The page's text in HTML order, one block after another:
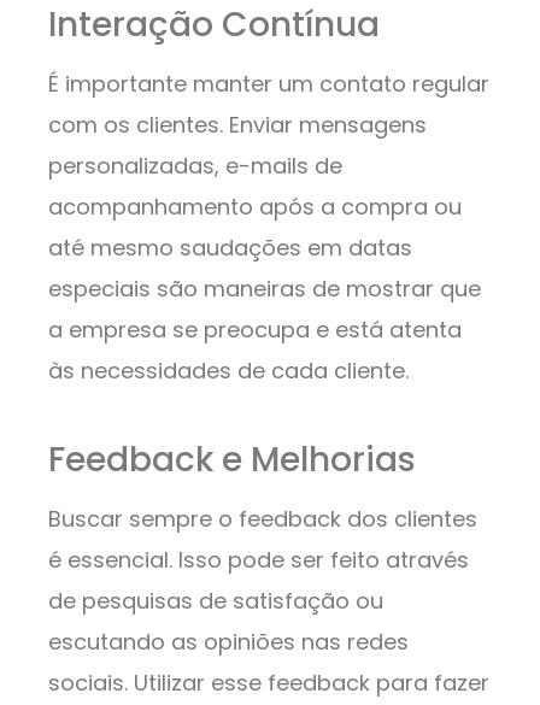
Interação Contínua
É importante manter um contato regular
com os clientes. Enviar mensagens
personalizadas, e-mails de
acompanhamento após a compra ou
até mesmo saudações em datas
especiais são maneiras de mostrar que
a empresa se preocupa e está atenta
às necessidades de cada cliente.
Feedback e Melhorias
Buscar sempre o feedback dos clientes
é essencial. Isso pode ser feito através
de pesquisas de satisfação ou
escutando as opiniões nas redes
sociais. Utilizar esse feedback para fazer